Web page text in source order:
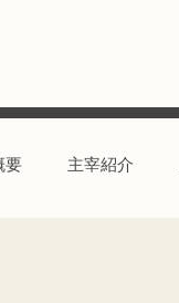
要 主宰紹介